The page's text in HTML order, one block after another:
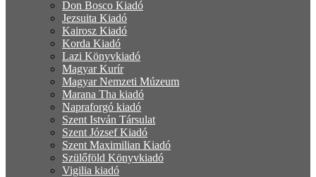
Don Bosco Kiadó
Jezsuita Kiadó
Kairosz Kiadó
Korda Kiadó
Lazi Könyvkiadó
Magyar Kurír
Magyar Nemzeti Múzeum
Marana Tha kiadó
Napraforgó kiadó
Szent István Társulat
Szent József Kiadó
Szent Maximilian Kiadó
Szülőföld Könyvkiadó
Vigilia kiadó